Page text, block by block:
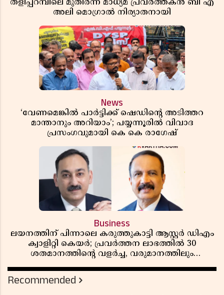
തളിപ്പറമ്പിലെ മുതിർന്ന മാധ്യമ പ്രവർത്തകൻ ബി എ
അലി മൊഗ്രാൽ നിര്യാതനായി
News
‘വേണമെങ്കിൽ പാർട്ടിക്ക് ഷെഡിൻ്റെ അടിത്തറ
മാന്താനും അറിയാം’; പയ്യന്നൂരിൽ വിവാദ
പ്രസംഗവുമായി കെ കെ രാഗേഷ്
Business
ലയനത്തിന് പിന്നാലെ കരുത്തുകാട്ടി ആസ്റ്റർ ഡിഎം
ക്വാളിറ്റി കെയർ; പ്രവർത്തന ലാഭത്തിൽ 30
ശതമാനത്തിൻ്റെ വളർച്ച, വരുമാനത്തിലും
റിപ്പോർട്ട് പുറത്ത്
Recommended